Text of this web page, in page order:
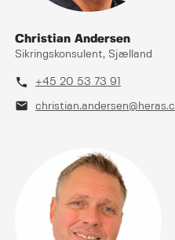
Christian Andersen
Sikringskonsulent, Sjælland
phone +45 20 53 73 91
mail